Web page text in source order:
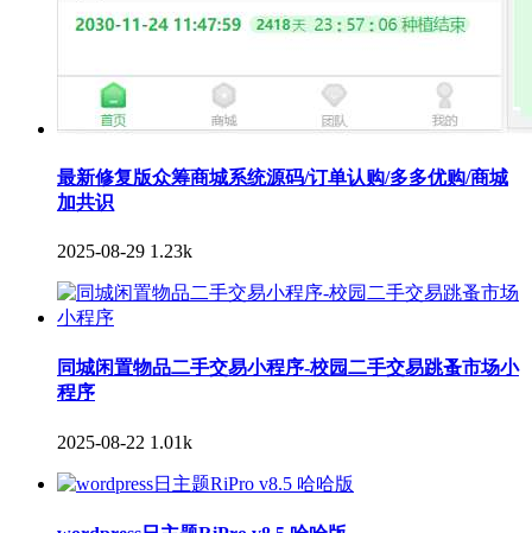
最新修复版众筹商城系统源码/订单认购/多多优购/商城
加共识
2025-08-29 1.23k
同城闲置物品二手交易小程序-校园二手交易跳蚤市场小
程序
2025-08-22 1.01k